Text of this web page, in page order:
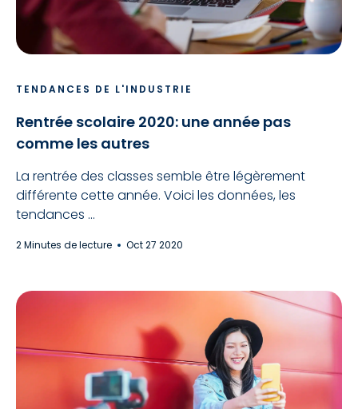
TENDANCES DE L'INDUSTRIE
Rentrée scolaire 2020: une année pas
comme les autres
La rentrée des classes semble être légèrement
différente cette année. Voici les données, les
tendances ...
2 Minutes de lecture Oct 27 2020